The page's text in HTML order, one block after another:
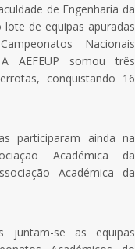
de Engenharia da
de equipas apuradas
Nacionais
AEFEUP somou três
conquistando 16
participaram ainda na
Académica da
Académica da
juntam-se as equipas